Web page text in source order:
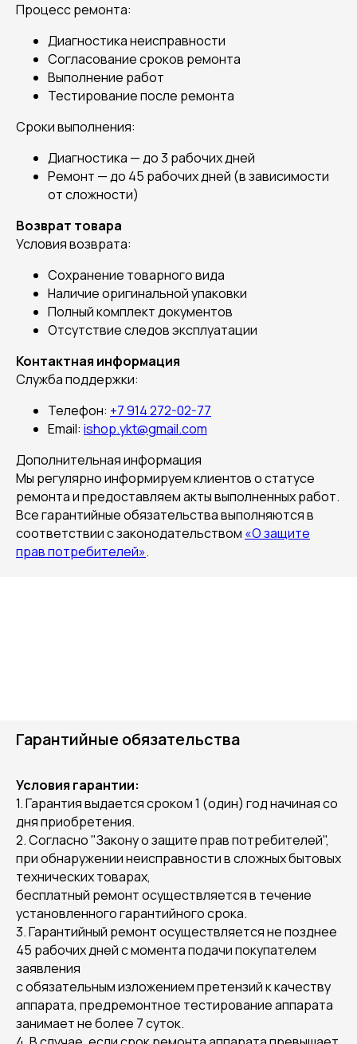
Процесс ремонта:
Диагностика неисправности
Согласование сроков ремонта
Выполнение работ
Тестирование после ремонта
Сроки выполнения:
Диагностика — до 3 рабочих дней
Ремонт — до 45 рабочих дней (в зависимости
от сложности)
Возврат товара
Условия возврата:
Сохранение товарного вида
Наличие оригинальной упаковки
Полный комплект документов
Отсутствие следов эксплуатации
Контактная информация
Служба поддержки:
Телефон: +7 914 272-02-77
Email: ishop.ykt@gmail.com
Дополнительная информация
Мы регулярно информируем клиентов о статусе
ремонта и предоставляем акты выполненных работ.
Все гарантийные обязательства выполняются в
соответствии с законодательством «О защите
прав потребителей».
Гарантийные обязательства
Условия гарантии:
1. Гарантия выдается сроком 1 (один) год начиная со
дня приобретения.
2. Согласно "Закону о защите прав потребителей",
при обнаружении неисправности в сложных бытовых
технических товарах,
бесплатный ремонт осуществляется в течение
установленного гарантийного срока.
3. Гарантийный ремонт осуществляется не позднее
45 рабочих дней с момента подачи покупателем
заявления
с обязательным изложением претензий к качеству
аппарата, предремонтное тестирование аппарата
занимает не более 7 суток.